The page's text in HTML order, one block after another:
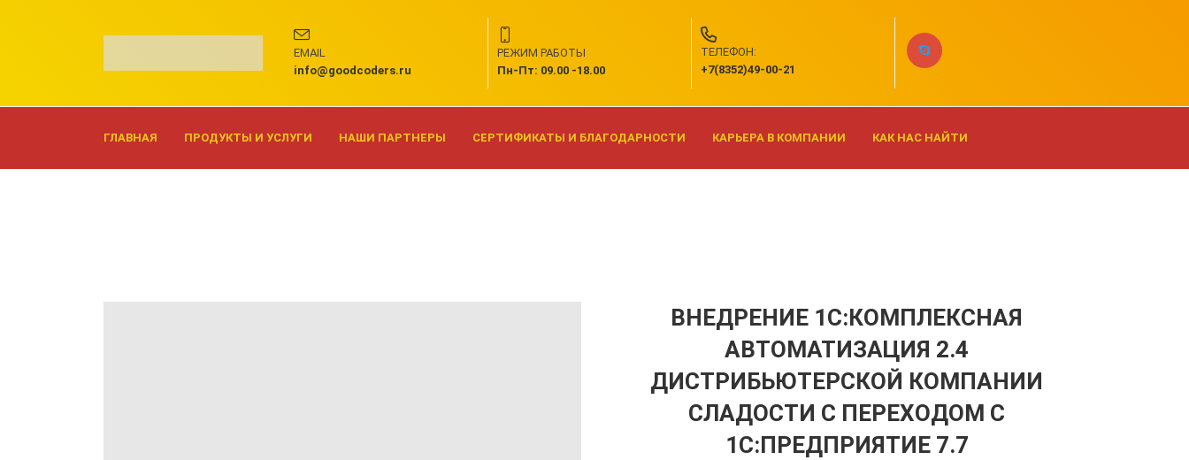
EMAIL
info@goodcoders.ru
РЕЖИМ РАБОТЫ
Пн-Пт: 09.00 -18.00
ТЕЛЕФОН:
+7(8352)49-00-21
ГЛАВНАЯ ПРОДУКТЫ И УСЛУГИ НАШИ ПАРТНЕРЫ СЕРТИФИКАТЫ И БЛАГОДАРНОСТИ КАРЬЕРА В КОМПАНИИ КАК НАС НАЙТИ
ВНЕДРЕНИЕ 1С:КОМПЛЕКСНАЯ
АВТОМАТИЗАЦИЯ 2.4
ДИСТРИБЬЮТЕРСКОЙ КОМПАНИИ
СЛАДОСТИ С ПЕРЕХОДОМ С
1С:ПРЕДПРИЯТИЕ 7.7